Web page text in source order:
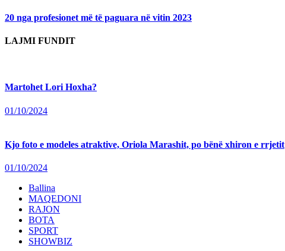
20 nga profesionet më të paguara në vitin 2023
LAJMI FUNDIT
Martohet Lori Hoxha?
01/10/2024
Kjo foto e modeles atraktive, Oriola Marashit, po bënë xhiron e rrjetit
01/10/2024
Ballina
MAQEDONI
RAJON
BOTA
SPORT
SHOWBIZ